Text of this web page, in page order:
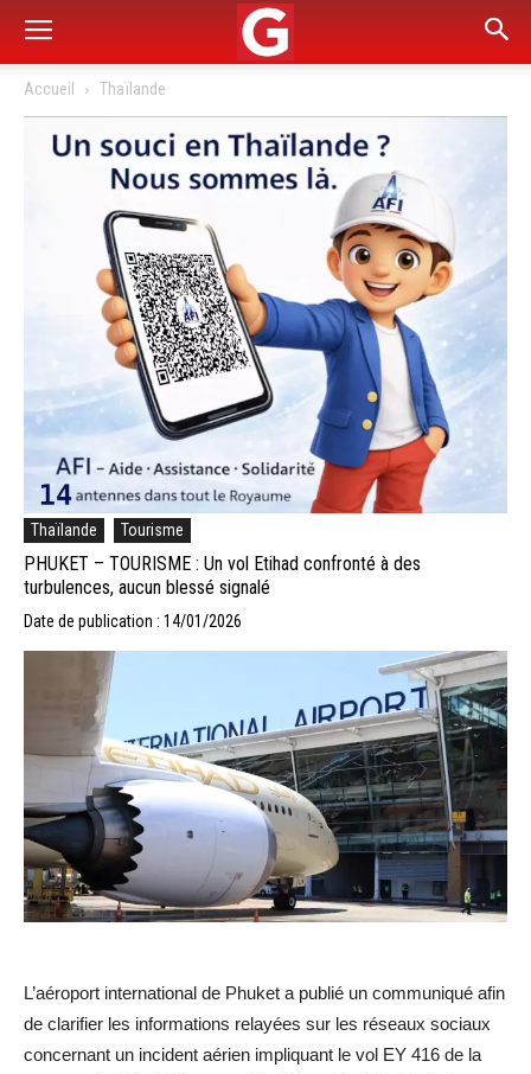
Accueil Thaïlande
Thaïlande Tourisme
PHUKET – TOURISME : Un vol Etihad confronté à des
turbulences, aucun blessé signalé
Date de publication : 14/01/2026
L’aéroport international de Phuket a publié un communiqué afin
de clarifier les informations relayées sur les réseaux sociaux
concernant un incident aérien impliquant le vol EY 416 de la